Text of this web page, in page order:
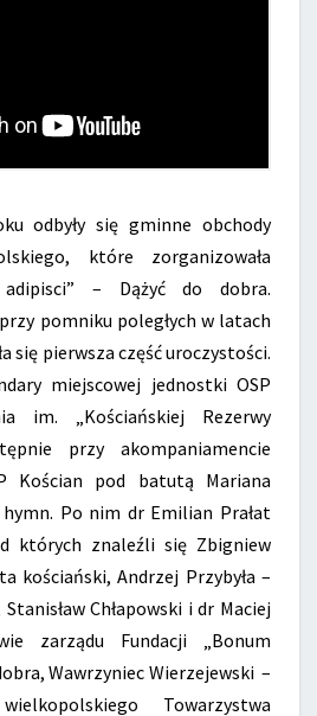
odbyły się gminne obchody
które zorganizowała
adipisci” – Dążyć do dobra.
pomniku poległych w latach
się pierwsza część uroczystości.
miejscowej jednostki OSP
im. „Kościańskiej Rezerwy
przy akompaniamencie
Kościan pod batutą Mariana
hymn. Po nim dr Emilian Prałat
których znaleźli się Zbigniew
kościański, Andrzej Przybyła –
Chłapowski i dr Maciej
zarządu Fundacji „Bonum
Wawrzyniec Wierzejewski –
Towarzystwa